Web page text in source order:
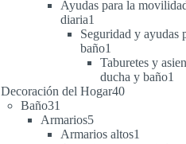
Ayudas para la
diaria1
producto
Seguridad y ayudas
baño1
producto
Taburetes y
ducha y baño1
Decoración del Hogar4040
Baño31
productos
Armarios55
productos
Armarios altos1